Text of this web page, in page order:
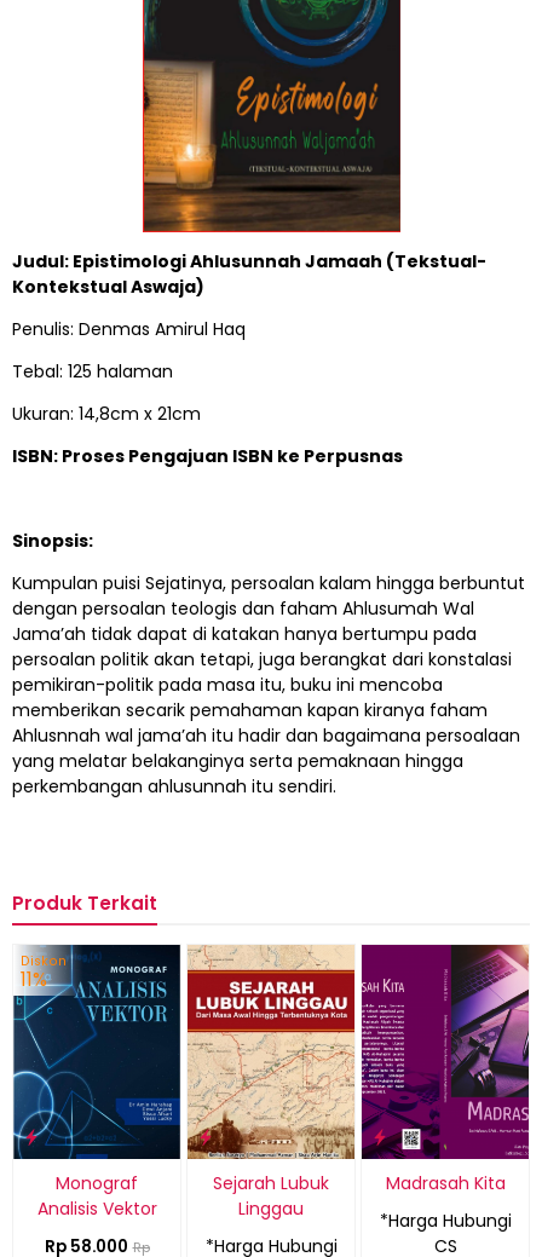
Judul: Epistimologi Ahlusunnah Jamaah (Tekstual-
Kontekstual Aswaja)
Penulis: Denmas Amirul Haq
Tebal: 125 halaman
Ukuran: 14,8cm x 21cm
ISBN: Proses Pengajuan ISBN ke Perpusnas
Sinopsis:
Kumpulan puisi Sejatinya, persoalan kalam hingga berbuntut
dengan persoalan teologis dan faham Ahlusumah Wal
Jama’ah tidak dapat di katakan hanya bertumpu pada
persoalan politik akan tetapi, juga berangkat dari konstalasi
pemikiran-politik pada masa itu, buku ini mencoba
memberikan secarik pemahaman kapan kiranya faham
Ahlusnnah wal jama’ah itu hadir dan bagaimana persoalaan
yang melatar belakanginya serta pemaknaan hingga
perkembangan ahlusunnah itu sendiri.
Produk Terkait
Diskon
11%
Monograf
Analisis Vektor
Rp 58.000 Rp
Sejarah Lubuk
Linggau
*Harga Hubungi
Madrasah Kita
*Harga Hubungi
CS